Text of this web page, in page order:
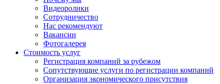
Видеоролики
Сотрудничество
Нас рекомендуют
Вакансии
Фотогалерея
Стоимость услуг
Регистрация компаний за рубежом
Сопутствующие услуги по регистрации компаний
Организация экономического присутствия